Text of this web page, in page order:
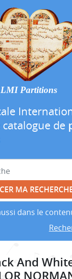
LMI Partitions
de
dans le
And